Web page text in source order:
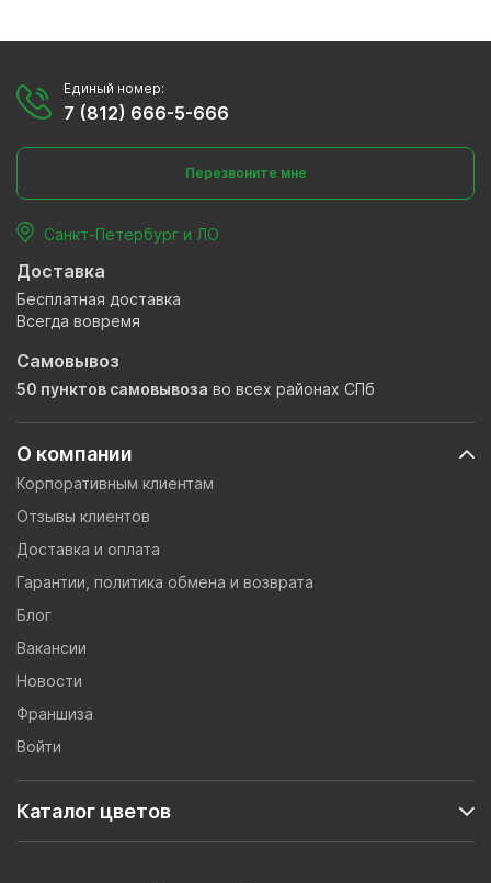
О компании
Корпоративным клиентам
Отзывы клиентов
Доставка и оплата
Гарантии, политика обмена и возврата
Блог
Вакансии
Новости
Франшиза
Войти
Каталог цветов
Единый номер:
7 (812) 666-5-666
Перезвоните мне
Санкт-Петербург и ЛО
Доставка
Бесплатная доставка
Всегда вовремя
Самовывоз
50 пунктов самовывоза во всех районах СПб